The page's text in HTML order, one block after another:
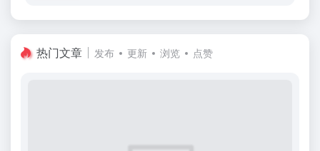
热门文章 发布 更新 浏览 点赞